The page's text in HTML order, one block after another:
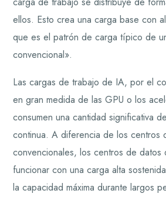
ellos. Esto crea una carga base con
que es el patrón de carga típico de
convencional».
Las cargas de trabajo de IA, por el
en gran medida de las GPU o los
consumen una cantidad significativa
continua. A diferencia de los centros
convencionales, los centros de datos
funcionar con una carga alta
la capacidad máxima durante largos